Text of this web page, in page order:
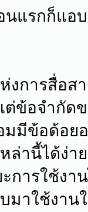
แรกก็แอบ
งการสื่อส
ต่ข้อจำกัด
มมีข้อด้อย
ล่านี้ได้ง่า
ะการใช้ง
มาใช้งาน